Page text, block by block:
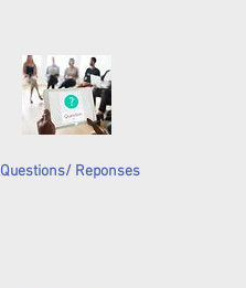
Questions/ Reponses